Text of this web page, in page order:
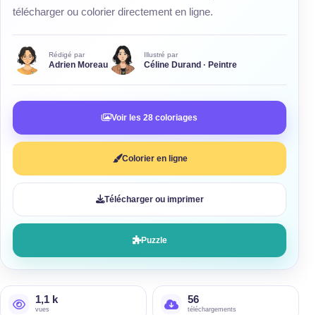
télécharger ou colorier directement en ligne.
Rédigé par
Adrien Moreau
Illustré par
Céline Durand · Peintre
Voir les 28 coloriages
Colorier en ligne
Télécharger ou imprimer
Puzzle
1,1 k
vues
56
téléchargements